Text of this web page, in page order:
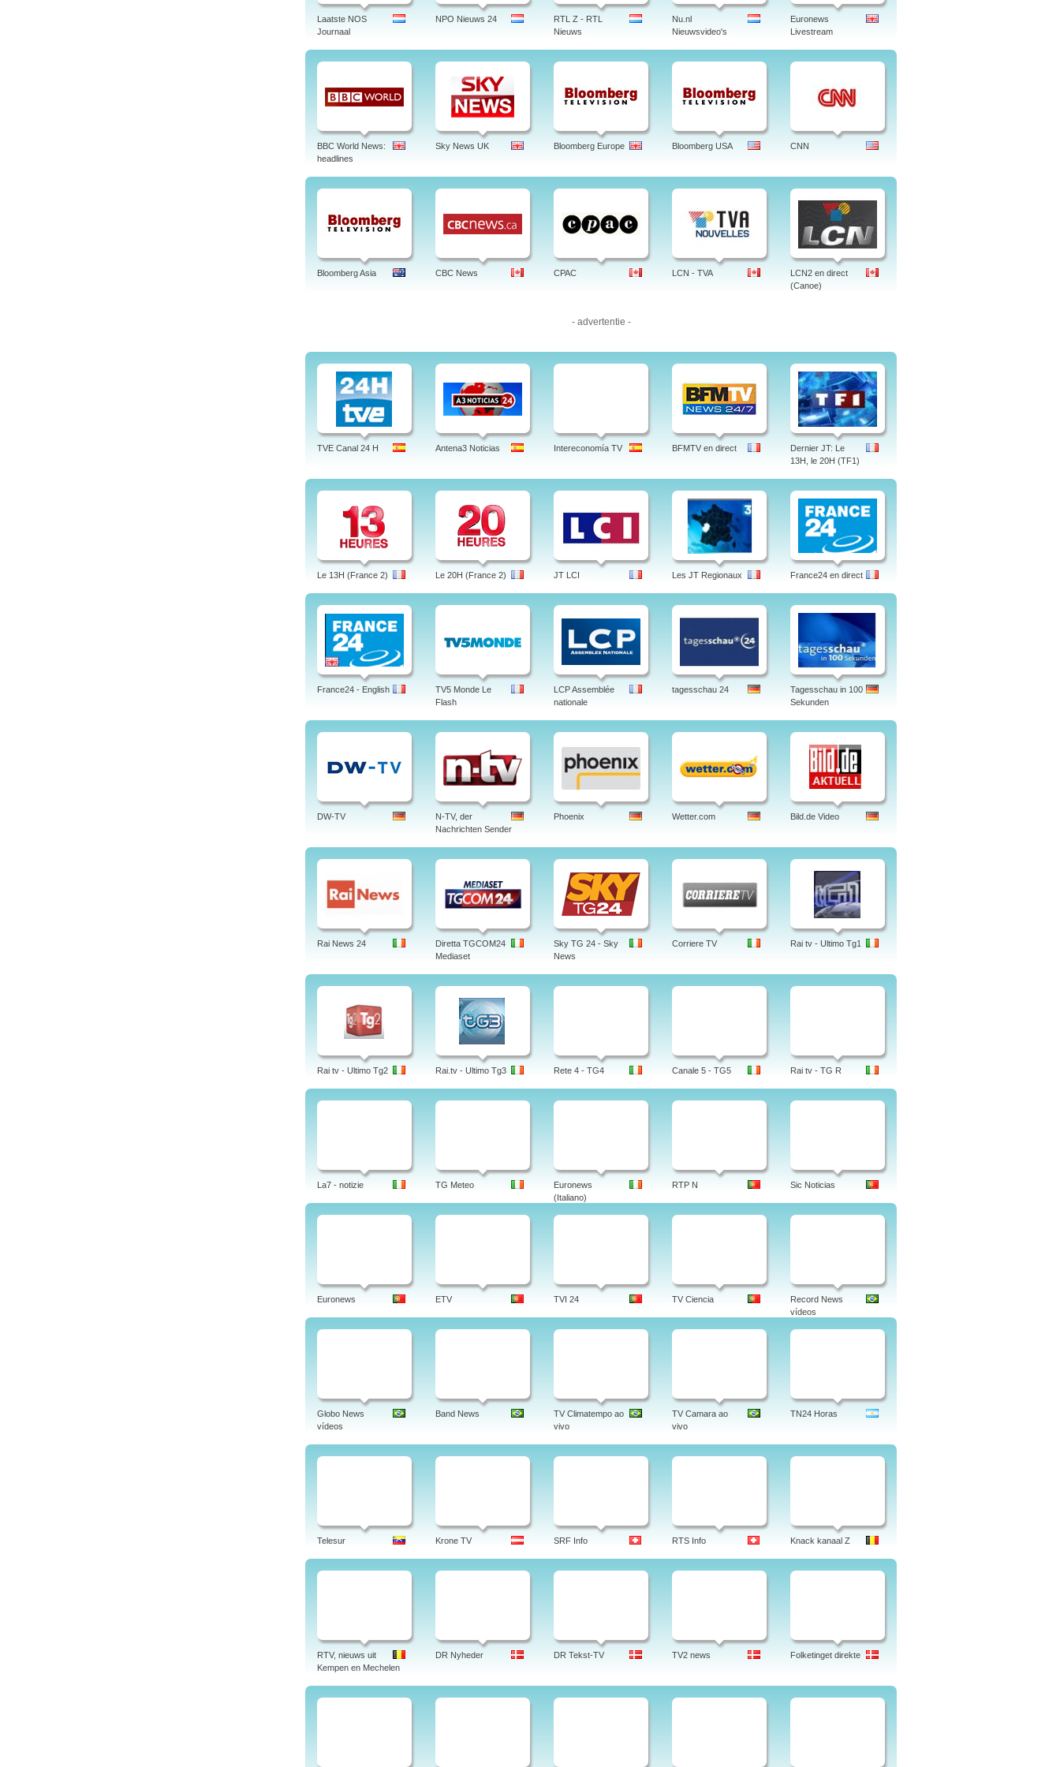
Laatste NOS
Journaal
NPO Nieuws 24
RTL Z - RTL
Nieuws
Nu.nl
Nieuwsvideo's
Euronews
Livestream
BBC World News:
headlines
Sky News UK Bloomberg Europe Bloomberg USA CNN
Bloomberg Asia CBC News CPAC LCN - TVA
LCN2 en direct
(Canoe)
- advertentie -
TVE Canal 24 H Antena3 Noticias Intereconomía TV BFMTV en direct
Dernier JT: Le
13H, le 20H (TF1)
Le 13H (France 2) Le 20H (France 2) JT LCI Les JT Regionaux France24 en direct
France24 - English
TV5 Monde Le
Flash
LCP Assemblée
nationale
tagesschau 24
Tagesschau in 100
Sekunden
DW-TV
N-TV, der
Nachrichten Sender
Phoenix Wetter.com Bild.de Video
Rai News 24
Diretta TGCOM24
Mediaset
Sky TG 24 - Sky
News
Corriere TV Rai tv - Ultimo Tg1
Rai tv - Ultimo Tg2 Rai.tv - Ultimo Tg3 Rete 4 - TG4 Canale 5 - TG5 Rai tv - TG R
La7 - notizie TG Meteo
Euronews
(Italiano)
RTP N Sic Noticias
Euronews ETV TVI 24 TV Ciencia
Record News
vídeos
Globo News
vídeos
Band News
TV Climatempo ao
vivo
TV Camara ao
vivo
TN24 Horas
Telesur Krone TV SRF Info RTS Info Knack kanaal Z
RTV, nieuws uit
Kempen en Mechelen
DR Nyheder DR Tekst-TV TV2 news Folketinget direkte